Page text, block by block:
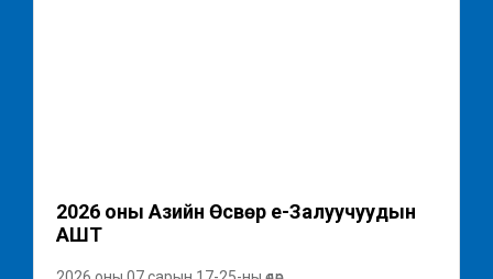
2026 оны Азийн Өсвөр үе-Залуучуудын
АШТ